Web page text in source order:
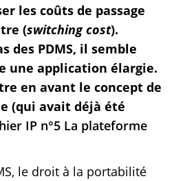
les coûts de passage
(switching cost).
des PDMS, il semble
une application élargie.
en avant le concept de
(qui avait déjà été
IP n°5 La plateforme
le droit à la portabilité